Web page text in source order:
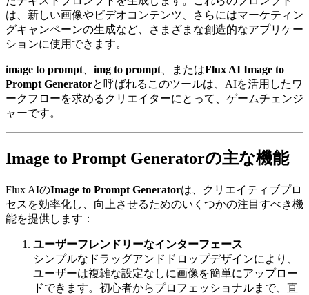
は、新しい画像やビデオコンテンツ、さらにはマーケティン
グキャンペーンの生成など、さまざまな創造的なアプリケー
ションに使用できます。
image to prompt img to prompt 、またはFlux AI Image to
Prompt Generatorと呼ばれるこのツールは、AIを活用したワ
ークフローを求めるクリエイターにとって、ゲームチェンジ
ャーです。
Image to Prompt Generatorの主な機能
Flux AIのImage to Prompt Generatorは、クリエイティブプロ
セスを効率化し、向上させるためのいくつかの注目すべき機
能を提供します：
ユーザーフレンドリーなインターフェース
シンプルなドラッグアンドドロップデザインにより、
ユーザーは複雑な設定なしに画像を簡単にアップロー
ドできます。初心者からプロフェッショナルまで、直